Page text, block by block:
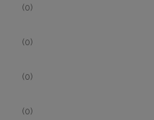
(0)
(0)
(0)
(0)